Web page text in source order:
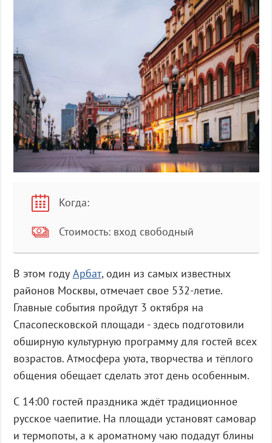
Когда:
Стоимость: вход свободный
В этом году Арбат, один из самых известных
районов Москвы, отмечает свое 532-летие.
Главные события пройдут 3 октября на
Спасопесковской площади - здесь подготовили
обширную культурную программу для гостей всех
возрастов. Атмосфера уюта, творчества и тёплого
общения обещает сделать этот день особенным.
С 14:00 гостей праздника ждёт традиционное
русское чаепитие. На площади установят самовар
и термопоты, а к ароматному чаю подадут блины